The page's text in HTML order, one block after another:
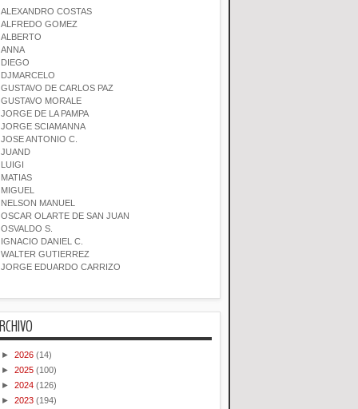
ALEXANDRO COSTAS
ALFREDO GOMEZ
ALBERTO
ANNA
DIEGO
DJMARCELO
GUSTAVO DE CARLOS PAZ
GUSTAVO MORALE
JORGE DE LA PAMPA
JORGE SCIAMANNA
JOSE ANTONIO C.
JUAND
LUIGI
MATIAS
MIGUEL
NELSON MANUEL
OSCAR OLARTE DE SAN JUAN
OSVALDO S.
IGNACIO DANIEL C.
WALTER GUTIERREZ
JORGE EDUARDO CARRIZO
► 2026 (14)
► 2025 (100)
► 2024 (126)
► 2023 (194)